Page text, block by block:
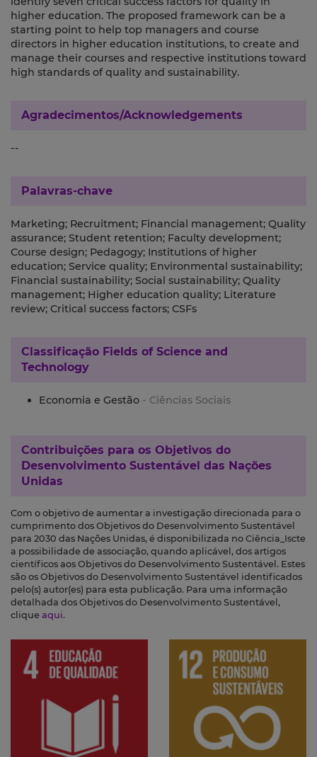
higher education. The proposed framework can be a
starting point to help top managers and course
directors in higher education institutions, to create and
manage their courses and respective institutions toward
high standards of quality and sustainability.
Agradecimentos/Acknowledgements
--
Palavras-chave
Marketing; Recruitment; Financial management; Quality
assurance; Student retention; Faculty development;
Course design; Pedagogy; Institutions of higher
education; Service quality; Environmental sustainability;
Financial sustainability; Social sustainability; Quality
management; Higher education quality; Literature
review; Critical success factors; CSFs
Classificação Fields of Science and
Technology
Economia e Gestão - Ciências Sociais
Contribuições para os Objetivos do
Desenvolvimento Sustentável das Nações
Unidas
Com o objetivo de aumentar a investigação direcionada para o
cumprimento dos Objetivos do Desenvolvimento Sustentável
para 2030 das Nações Unidas, é disponibilizada no Ciência_Iscte
a possibilidade de associação, quando aplicável, dos artigos
científicos aos Objetivos do Desenvolvimento Sustentável. Estes
são os Objetivos do Desenvolvimento Sustentável identificados
pelo(s) autor(es) para esta publicação. Para uma informação
detalhada dos Objetivos do Desenvolvimento Sustentável,
clique aqui.